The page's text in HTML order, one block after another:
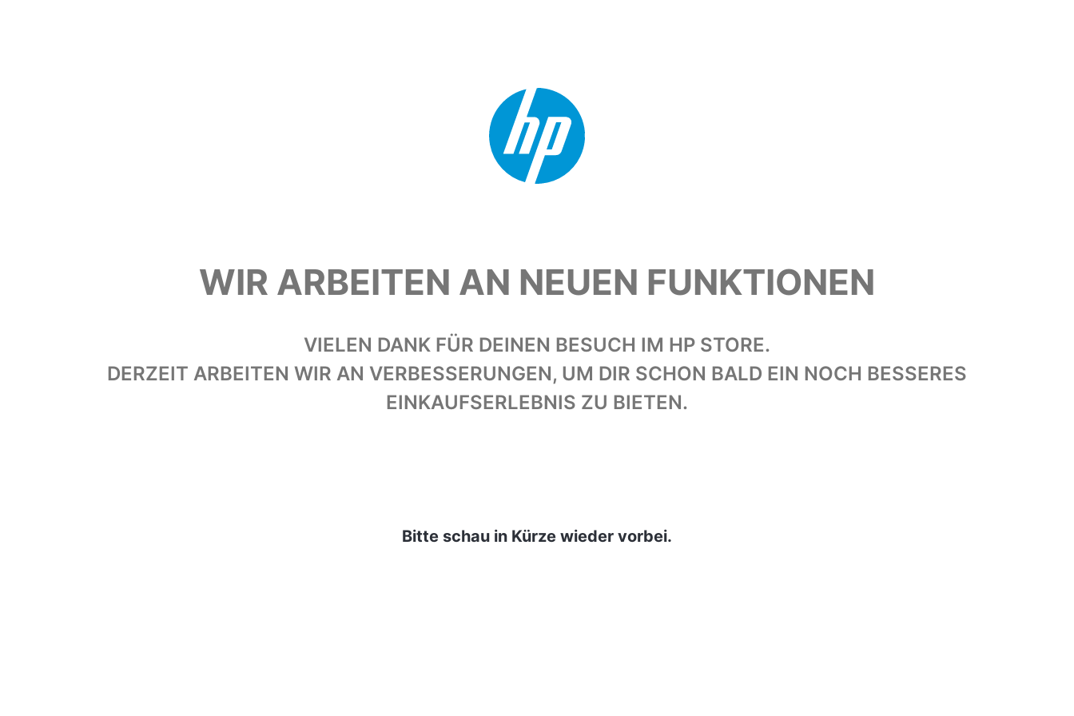
WIR ARBEITEN AN NEUEN FUNKTIONEN
VIELEN DANK FÜR DEINEN BESUCH IM HP STORE.
DERZEIT ARBEITEN WIR AN VERBESSERUNGEN, UM DIR SCHON BALD EIN NOCH BESSERES
EINKAUFSERLEBNIS ZU BIETEN.
Bitte schau in Kürze wieder vorbei.